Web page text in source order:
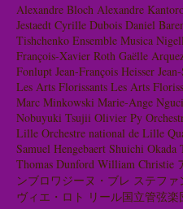
Alexandre Bloch Alexandre
Jestaedt Cyrille Dubois Daniel
Tishchenko Ensemble Musica
François-Xavier Roth Gaëlle
Fonlupt Jean-François Heisser
Les Arts Florissants Les Arts
Marc Minkowski Marie-Ange Nguci
Nobuyuki Tsujii Olivier Py
Lille Orchestre national de Lille
Samuel Hengebaert Shuichi Okada
Thomas Dunford William Christie
ンブロワジーヌ・ブレ ステファ
ヴィエ・ロト リール国立管弦楽